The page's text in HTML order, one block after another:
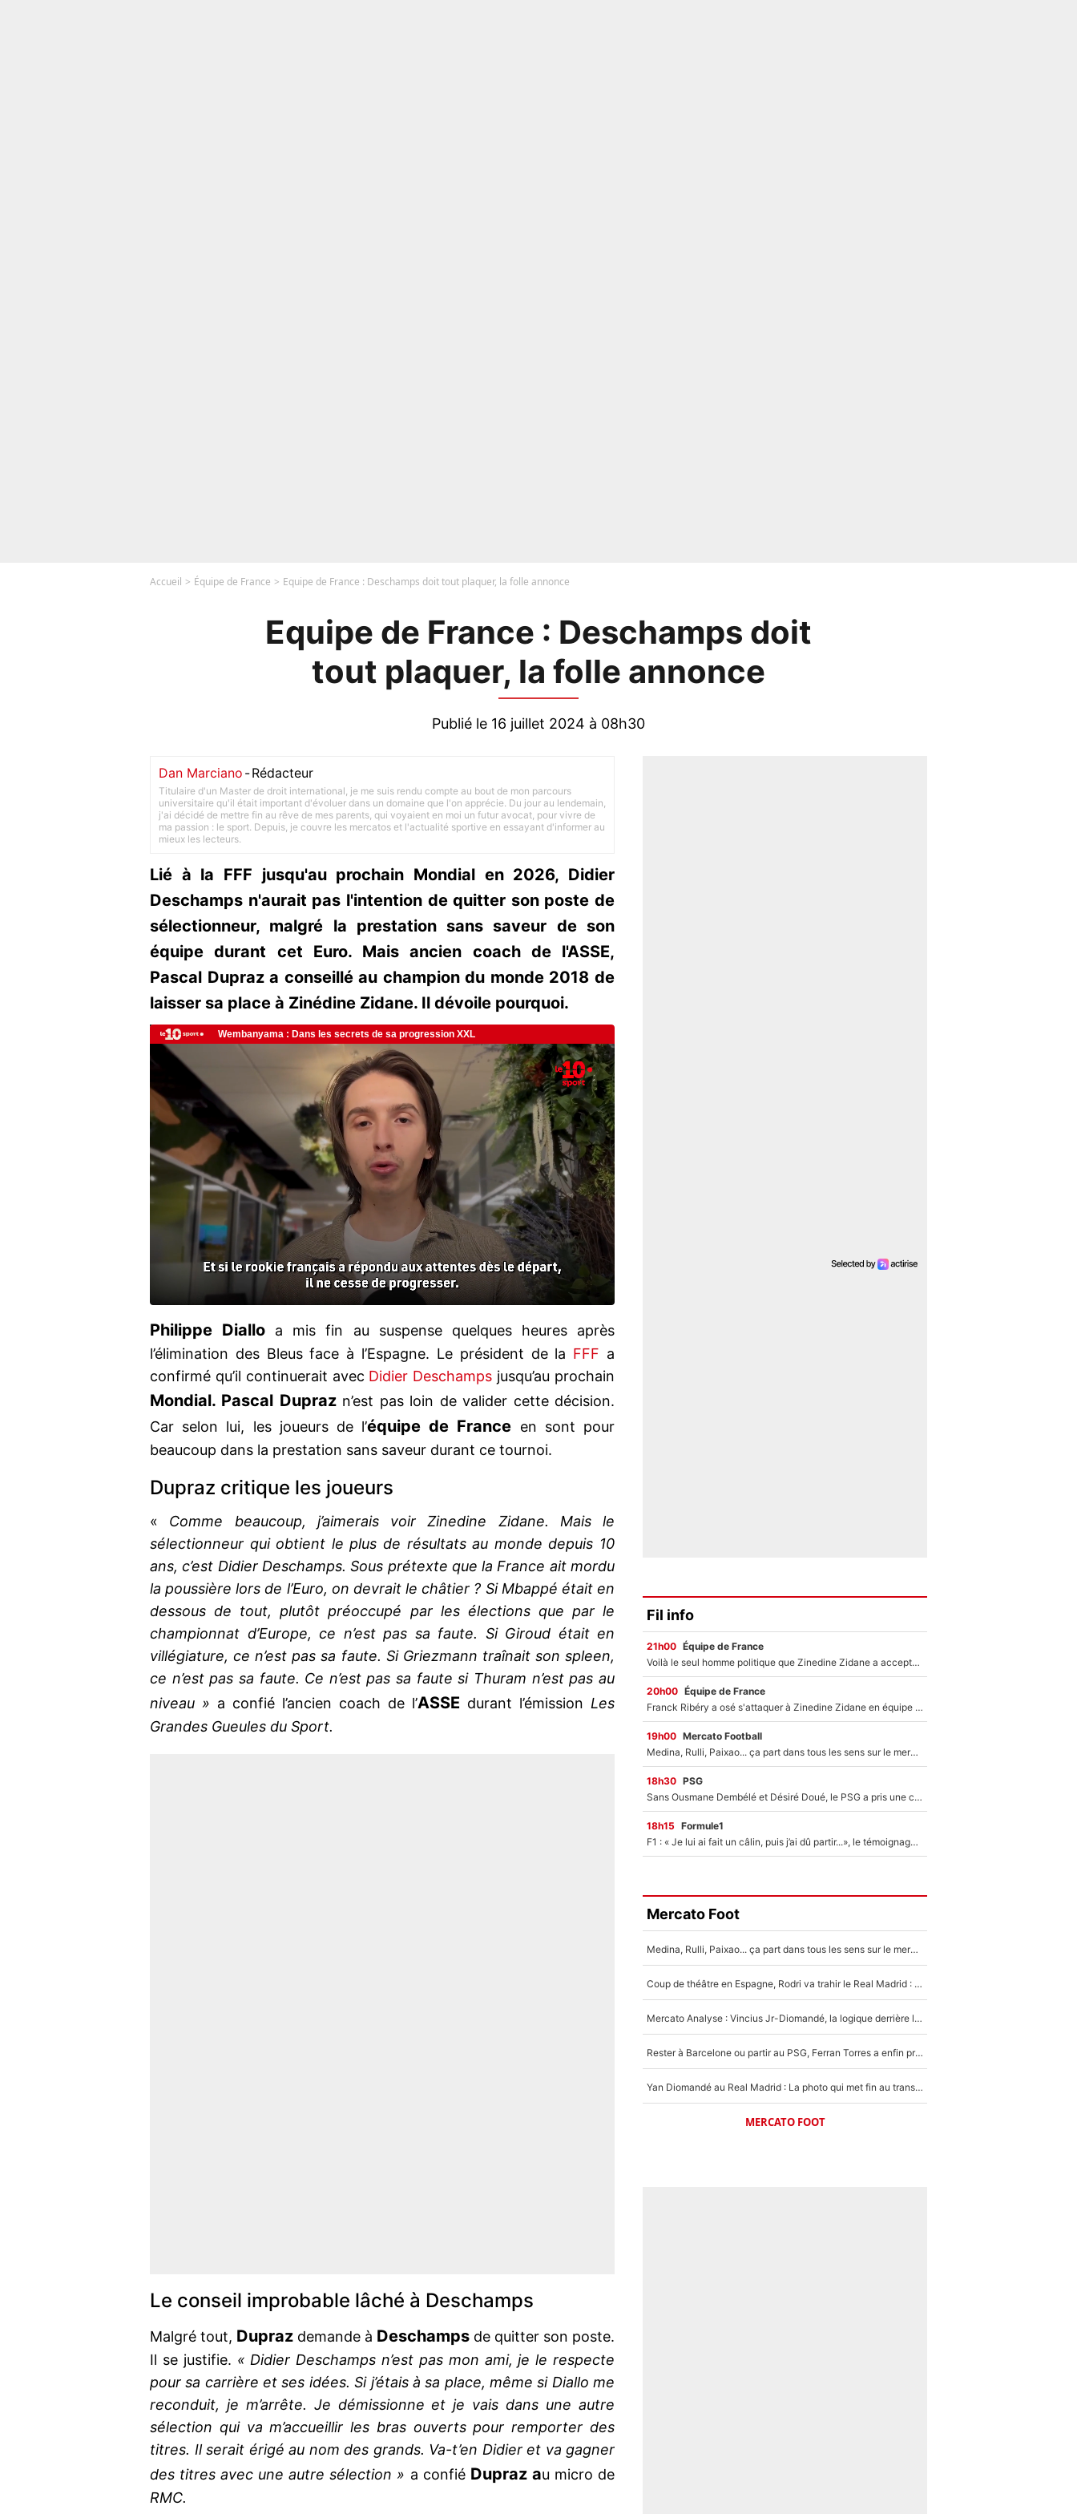
Accueil Équipe de France Equipe de France : Deschamps doit tout plaquer, la folle annonce
Equipe de France : Deschamps doit
tout plaquer, la folle annonce
Publié le 16 juillet 2024 à 08h30
Dan Marciano -Rédacteur
Titulaire d'un Master de droit international, je me suis rendu compte au bout de mon parcours
universitaire qu'il était important d'évoluer dans un domaine que l'on apprécie. Du jour au lendemain,
j'ai décidé de mettre fin au rêve de mes parents, qui voyaient en moi un futur avocat, pour vivre de
ma passion : le sport. Depuis, je couvre les mercatos et l'actualité sportive en essayant d'informer au
mieux les lecteurs.
Lié à la FFF jusqu'au prochain Mondial en 2026, Didier
Deschamps n'aurait pas l'intention de quitter son poste de
sélectionneur, malgré la prestation sans saveur de son
équipe durant cet Euro. Mais ancien coach de l'ASSE,
Pascal Dupraz a conseillé au champion du monde 2018 de
laisser sa place à Zinédine Zidane. Il dévoile pourquoi.
Philippe Diallo a mis fin au suspense quelques heures après
l’élimination des Bleus face à l’Espagne. Le président de la FFF a
confirmé qu’il continuerait avec Didier Deschamps jusqu’au prochain
Mondial. Pascal Duprazn’est pas loin de valider cette décision.
Car selon lui, les joueurs de l’équipe de France en sont pour
beaucoup dans la prestation sans saveur durant ce tournoi.
Dupraz critique les joueurs
« Comme beaucoup, j’aimerais voir Zinedine Zidane. Mais le
sélectionneur qui obtient le plus de résultats au monde depuis 10
ans, c’est Didier Deschamps. Sous prétexte que la France ait mordu
la poussière lors de l’Euro, on devrait le châtier ? Si Mbappé était en
dessous de tout, plutôt préoccupé par les élections que par le
championnat d’Europe, ce n’est pas sa faute. Si Giroud était en
villégiature, ce n’est pas sa faute. Si Griezmann traînait son spleen,
ce n’est pas sa faute. Ce n’est pas sa faute si Thuram n’est pas au
niveau » a confié l’ancien coach de l’ASSE durant l’émission Les
Grandes Gueules du Sport.
Le conseil improbable lâché à Deschamps
Malgré tout, Dupraz demande à Deschamps de quitter son poste.
Il se justifie. « Didier Deschamps n’est pas mon ami, je le respecte
pour sa carrière et ses idées. Si j’étais à sa place, même si Diallo me
reconduit, je m’arrête. Je démissionne et je vais dans une autre
sélection qui va m’accueillir les bras ouverts pour remporter des
titres. Il serait érigé au nom des grands. Va-t’en Didier et va gagner
des titres avec une autre sélection » a confié Dupraz au micro de
RMC.
Fil info
21h00 Équipe de France
Voilà le seul homme politique que Zinedine Zidane a accepté dans son entourage : «Je garde un très bon souvenir de lui»
20h00 Équipe de France
Franck Ribéry a osé s'attaquer à Zinedine Zidane en équipe de France : «Je n'aurais jamais fait ça»
19h00 Mercato Football
Medina, Rulli, Paixao... ça part dans tous les sens sur le mercato de l'OM : Frank McCourt va enfin récupérer l'argent qu'il attend ?
18h30 PSG
Sans Ousmane Dembélé et Désiré Doué, le PSG a pris une correction face à Majorque : Luis Enrique attend avec impatience des renforts !
18h15 Formule1
F1 : « Je lui ai fait un câlin, puis j’ai dû partir...», le témoignage émouvant de Max Verstappen sur sa fille
Mercato Foot
Medina, Rulli, Paixao... ça part dans tous les sens sur le mercato de l'OM : Frank McCourt va enfin récupérer l'argent qu'il attend ?
Coup de théâtre en Espagne, Rodri va trahir le Real Madrid : Le Ballon d'Or a choisi de signer au FC Barcelone !
Mercato Analyse : Vincius Jr-Diomandé, la logique derrière la concordance des temps
Rester à Barcelone ou partir au PSG, Ferran Torres a enfin pris sa décision : La course contre la montre est lancée !
Yan Diomandé au Real Madrid : La photo qui met fin au transfert de l’été !
MERCATO FOOT